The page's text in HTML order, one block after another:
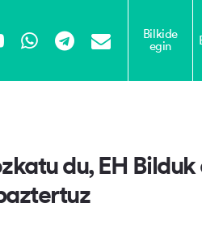
WhatsApp
Telegram
Email
Bilkide
egin
du, EH